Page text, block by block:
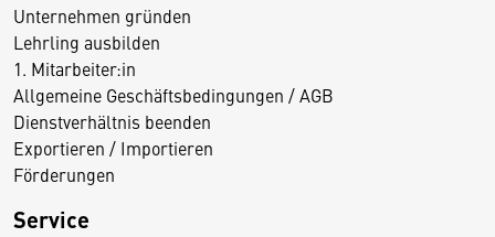
Unternehmen gründen
Lehrling ausbilden
1. Mitarbeiter:in
Allgemeine Geschäftsbedingungen / AGB
Dienstverhältnis beenden
Exportieren / Importieren
Förderungen
Service